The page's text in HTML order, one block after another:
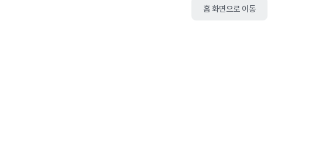
홈 화면으로 이동